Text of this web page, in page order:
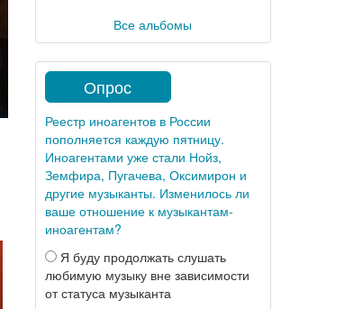
Все альбомы
Опрос
Реестр иноагентов в России
пополняется каждую пятницу.
Иноагентами уже стали Нойз,
Земфира, Пугачева, Оксимирон и
другие музыканты. Изменилось ли
ваше отношение к музыкантам-
иноагентам?
Я буду продолжать слушать
любимую музыку вне зависимости
от статуса музыканта